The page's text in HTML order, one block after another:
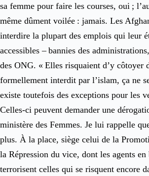
sa femme pour faire les courses, oui ;
même dûment voilée : jamais. Les
interdire la plupart des emplois qui leur
accessibles – bannies des
des ONG. « Elles risquaient d’y côtoyer
formellement interdit par l’islam, ça ne
existe toutefois des exceptions pour les
Celles-ci peuvent demander une
ministère des Femmes. Je lui rappelle
plus. À la place, siège celui de la
la Répression du vice, dont les agents en
terrorisent celles qui se risquent encore